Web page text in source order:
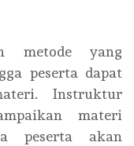
metode yang
peserta dapat
Instruktur
materi
peserta akan